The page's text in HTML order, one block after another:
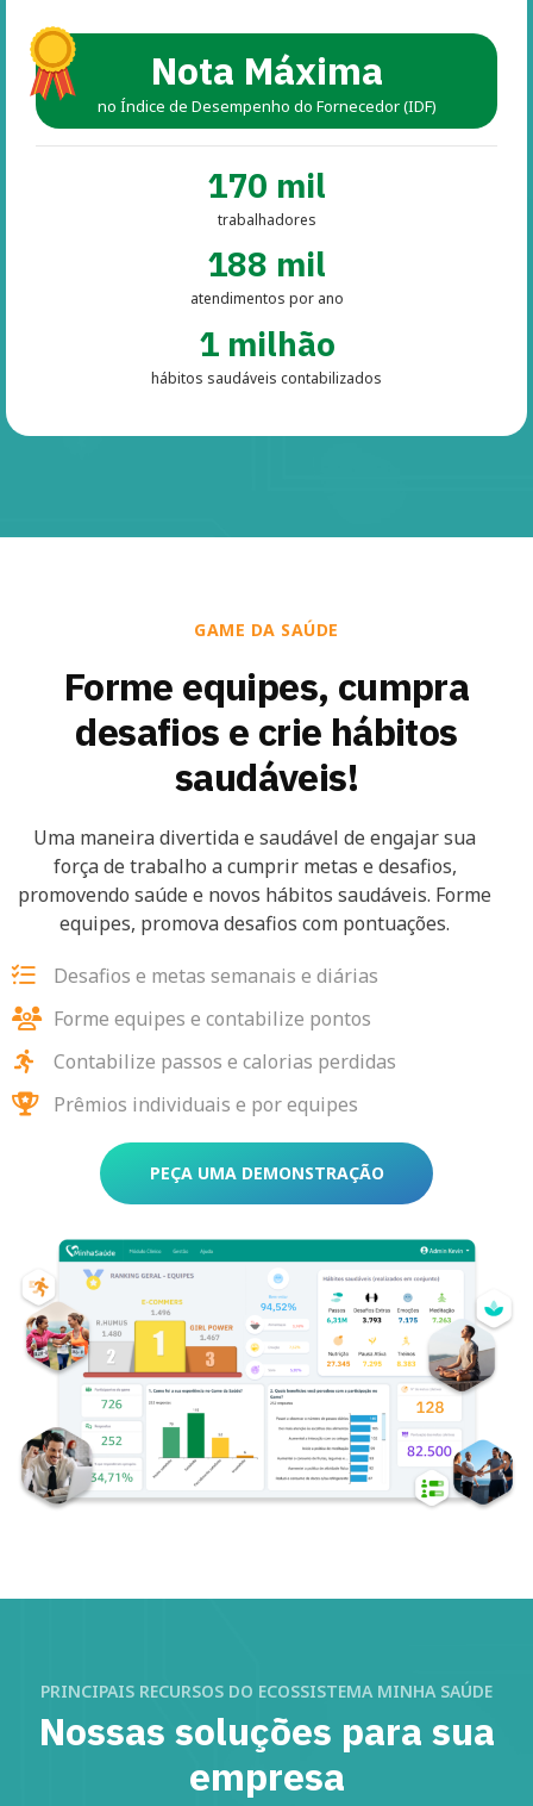
Nota Máxima
no Índice de Desempenho do Fornecedor (IDF)
170 mil
trabalhadores
188 mil
atendimentos por ano
1 milhão
hábitos saudáveis contabilizados
GAME DA SAÚDE
Forme equipes, cumpra
desafios e crie hábitos
saudáveis!
Uma maneira divertida e saudável de engajar sua
força de trabalho a cumprir metas e desafios,
promovendo saúde e novos hábitos saudáveis. Forme
equipes, promova desafios com pontuações.
Desafios e metas semanais e diárias
Forme equipes e contabilize pontos
Contabilize passos e calorias perdidas
Prêmios individuais e por equipes
PEÇA UMA DEMONSTRAÇÃO
PRINCIPAIS RECURSOS DO ECOSSISTEMA MINHA SAÚDE
Nossas soluções para sua
empresa